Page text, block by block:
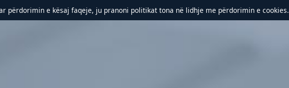
përdorimin e kësaj faqeje, ju pranoni politikat tona në lidhje me përdorimin e cookies.